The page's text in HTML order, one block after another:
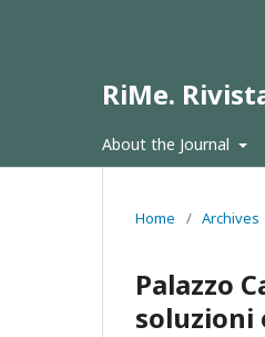
RiMe.
About the Journal
Home / Archives
Palazzo
soluzioni